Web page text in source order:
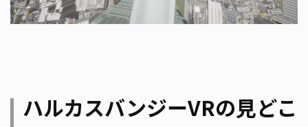
ハルカスバンジーVRの見どこ